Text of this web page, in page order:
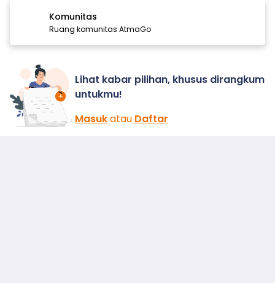
Komunitas
Ruang komunitas AtmaGo
Lihat kabar pilihan, khusus dirangkum
untukmu!
Masukatau Daftar